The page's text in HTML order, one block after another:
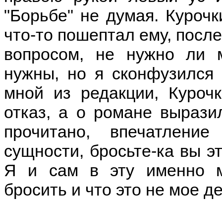
"Борьбе" не думая.
что-то пошептал ему,
вопросом, не нужно ли
нужны, но я сконфузился
мной из редакции,
отказ, а о романе
прочитано,
сущности, бросьте-ка вы
Я и сам в эту именно
бросить и что это не мое